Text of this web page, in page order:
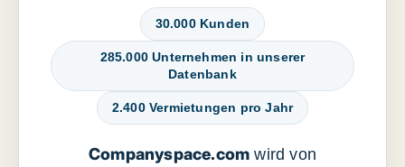
30.000 Kunden
285.000 Unternehmen in unserer
Datenbank
2.400 Vermietungen pro Jahr
Companyspace.com wird von